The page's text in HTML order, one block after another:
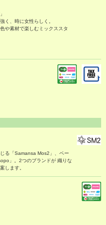
く、時に女性らしく。
や素材で楽しむミックススタ
る「Samansa Mos2」、ベー
」。2つのブランドが 織りな
します。